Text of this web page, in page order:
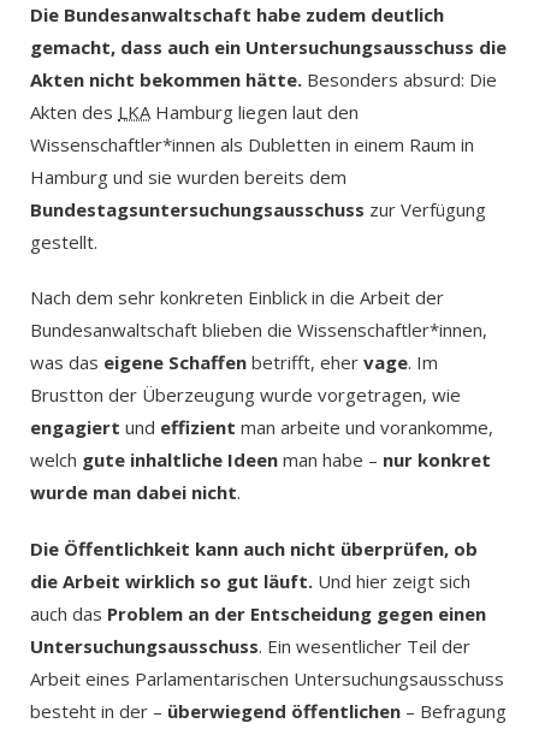
Die Bundesanwaltschaft habe zudem deutlich
gemacht, dass auch ein Untersuchungsausschuss die
Akten nicht bekommen hätte. Besonders absurd: Die
Akten des LKA Hamburg liegen laut den
Wissenschaftler*innen als Dubletten in einem Raum in
Hamburg und sie wurden bereits dem
Bundestagsuntersuchungsausschuss zur Verfügung
gestellt.
Nach dem sehr konkreten Einblick in die Arbeit der
Bundesanwaltschaft blieben die Wissenschaftler*innen,
was das eigene Schaffen betrifft, eher vage. Im
Brustton der Überzeugung wurde vorgetragen, wie
engagiert und effizient man arbeite und vorankomme,
welch gute inhaltliche Ideen man habe – nur konkret
wurde man dabei nicht.
Die Öffentlichkeit kann auch nicht überprüfen, ob
die Arbeit wirklich so gut läuft. Und hier zeigt sich
auch das Problem an der Entscheidung gegen einen
Untersuchungsausschuss. Ein wesentlicher Teil der
Arbeit eines Parlamentarischen Untersuchungsausschuss
besteht in der – überwiegend öffentlichen – Befragung